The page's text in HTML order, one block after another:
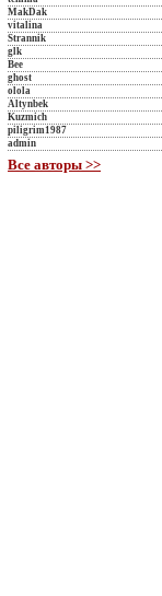
MakDak
vitalina
Strannik
glk
Bee
ghost
olola
Altynbek
Kuzmich
piligrim1987
admin
Все авторы >>